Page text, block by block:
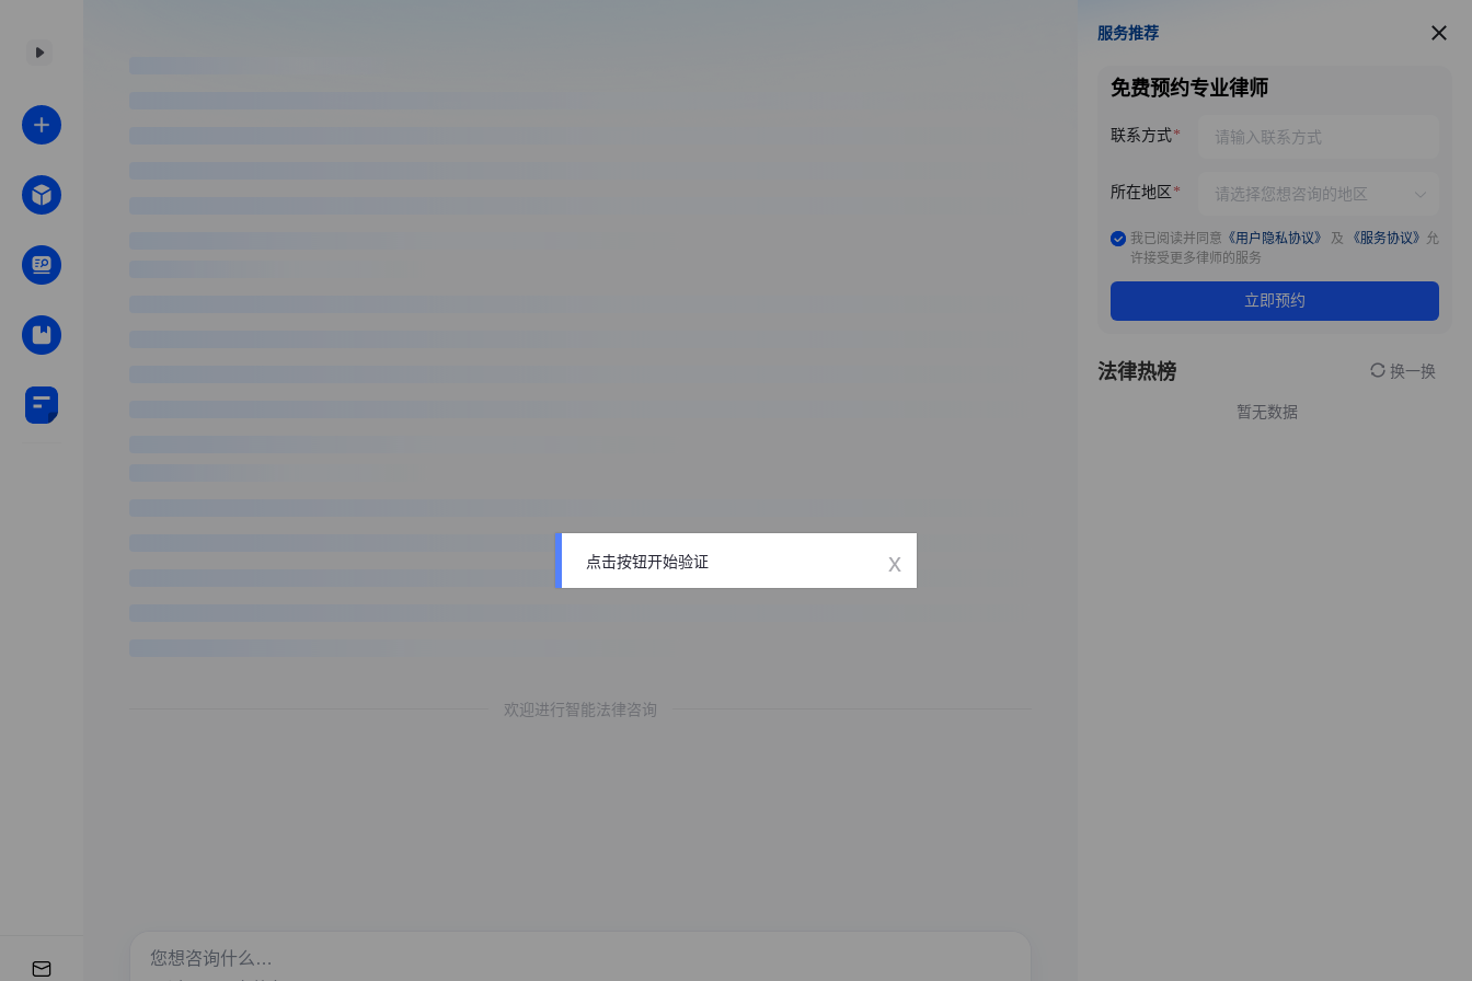
欢迎进行智能法律咨询
服务推荐
服务推荐
免费预约专业律师
联系方式
所在地区
我已阅读并同意 《用户隐私协议》 及 《服务协议》 允
许接受更多律师的服务
立即预约
法律热榜 换一换
暂无数据
点击按钮开始验证 x